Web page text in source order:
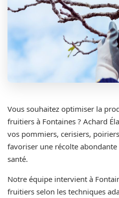
Vous souhaitez optimiser la
fruitiers à Fontaines ? Achard
vos pommiers, cerisiers,
favoriser une récolte
santé.
Notre équipe intervient à
fruitiers selon les techniques